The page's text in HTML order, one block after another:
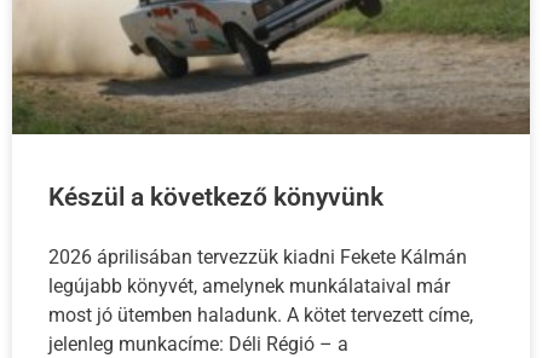
Készül a következő könyvünk
2026 áprilisában tervezzük kiadni Fekete Kálmán
legújabb könyvét, amelynek munkálataival már
most jó ütemben haladunk. A kötet tervezett címe,
jelenleg munkacíme: Déli Régió – a